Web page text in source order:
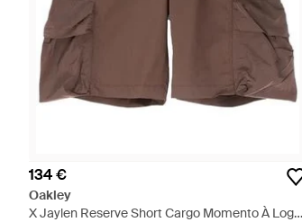
134 €
Oakley
X Jaylen Reserve Short Cargo Momento À Logo